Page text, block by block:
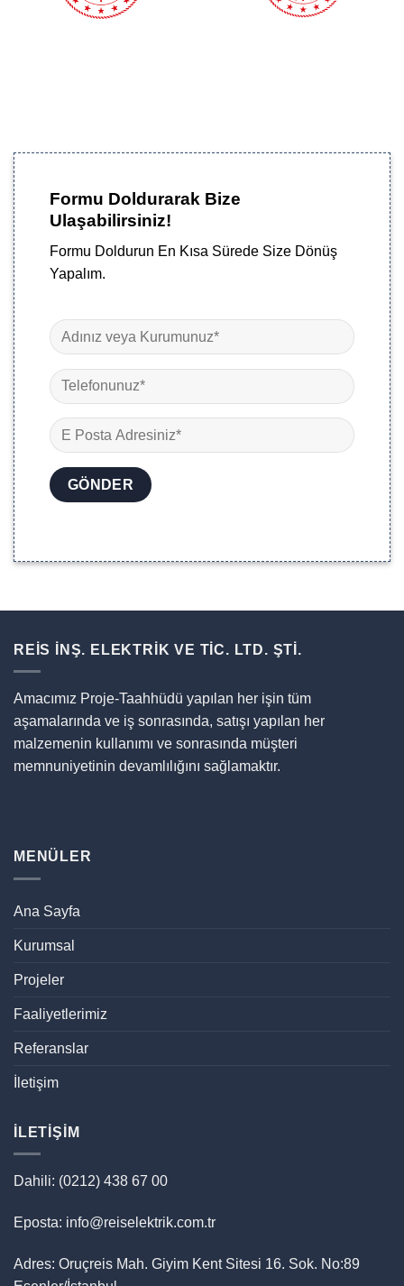
Formu Doldurarak Bize
Ulaşabilirsiniz!
Formu Doldurun En Kısa Sürede Size Dönüş
Yapalım.
REİS İNŞ. ELEKTRİK VE TİC. LTD. ŞTİ.
Amacımız Proje-Taahhüdü yapılan her işin tüm
aşamalarında ve iş sonrasında, satışı yapılan her
malzemenin kullanımı ve sonrasında müşteri
memnuniyetinin devamlılığını sağlamaktır.
MENÜLER
Ana Sayfa
Kurumsal
Projeler
Faaliyetlerimiz
Referanslar
İletişim
İLETIŞIM
Dahili: (0212) 438 67 00
Eposta: info@reiselektrik.com.tr
Adres: Oruçreis Mah. Giyim Kent Sitesi 16. Sok. No:89